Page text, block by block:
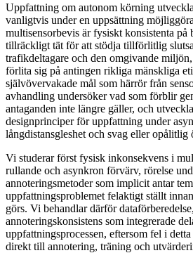
Uppfattning om autonom körning
vanligtvis under en uppsättning
multisensorbevis är fysiskt konsistenta
tillräckligt tät för att stödja tillförlitlig
trafikdeltagare och den omgivande
förlita sig på antingen rikliga mänskliga
självövervakade mål som härrör från
avhandling undersöker vad som förblir
antaganden inte längre gäller, och
designprinciper för uppfattning under
långdistansgleshet och svag eller opålitlig
Vi studerar först fysisk inkonsekvens i
rullande och asynkron förvärv, rörelse
annoteringsmetoder som implicit antar
uppfattningsproblemet felaktigt ställt
görs. Vi behandlar därför
annoteringskonsistens som integrerade
uppfattningsprocessen, eftersom fel i
direkt till annotering, träning och